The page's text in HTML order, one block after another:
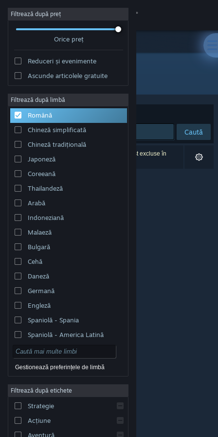
Conectează-te
Despre
Asistență
Schimbă limba
Vezi site în versiunea pentru desktop
© Valve Corporation. Toate drepturile rezervate. Toate
respectivi în SUA și celelalte țări.
Acordul Steam pentru abonați
Cookie-uri
Filtrează după preț
Orice preț
Reduceri și evenimente
Ascunde articolele gratuite
Filtrează după limbă
Română
Chineză simplificată
Chineză tradițională
Japoneză
Coreeană
Thailandeză
Arabă
Indoneziană
Malaeză
Bulgară
Cehă
Daneză
Germană
Engleză
Spaniolă - Spania
Spaniolă - America Latină
Gestionează preferințele de limbă
Filtrează după etichete
Strategie
Acțiune
Aventură
Dezvoltator: Llamasoft Ltd.
Sortează după
Caută
0 rezultate corespund căutării tale. 6 titluri au fost excluse în
funcție de preferințele tale.